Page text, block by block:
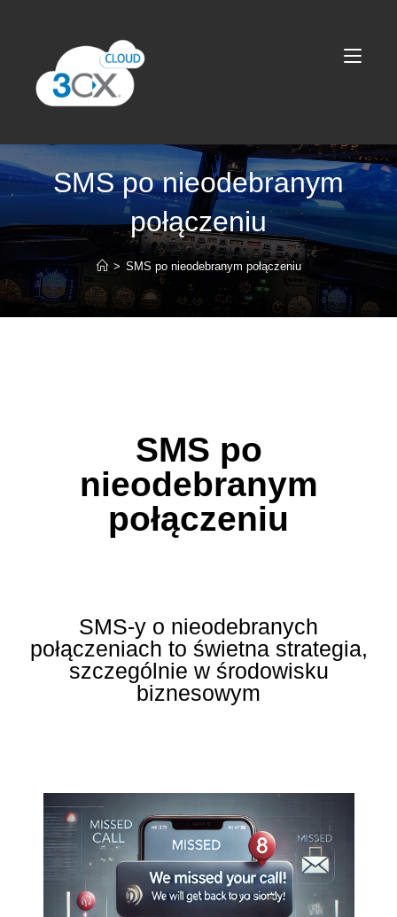
SMS po nieodebranym
połączeniu
> SMS po nieodebranym połączeniu
SMS po
nieodebranym
połączeniu
SMS-y o nieodebranych
połączeniach to świetna strategia,
szczególnie w środowisku
biznesowym